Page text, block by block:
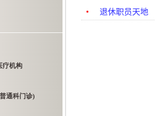
疗机构
通科门诊)